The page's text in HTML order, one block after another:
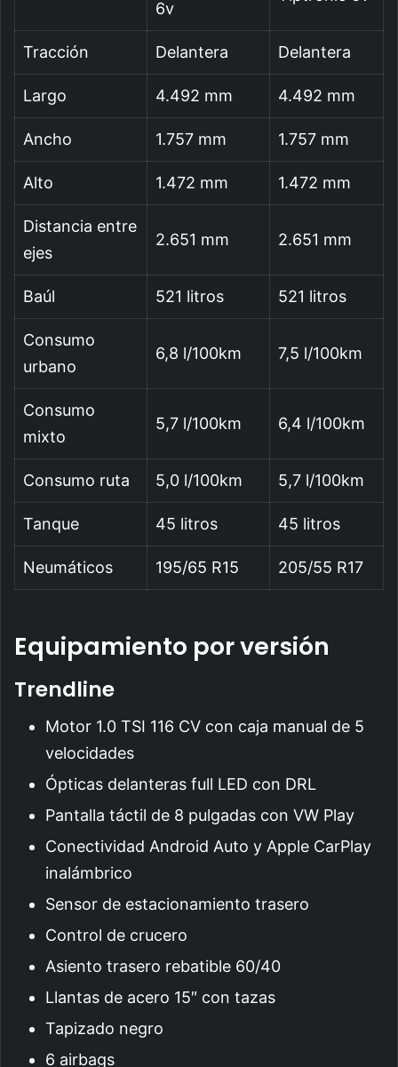
6v
Tracción Delantera Delantera
Largo 4.492 mm 4.492 mm
Ancho 1.757 mm 1.757 mm
Alto 1.472 mm 1.472 mm
Distancia entre
ejes
2.651 mm 2.651 mm
Baúl 521 litros 521 litros
Consumo
urbano
6,8 l/100km 7,5 l/100km
Consumo
mixto
5,7 l/100km 6,4 l/100km
Consumo ruta 5,0 l/100km 5,7 l/100km
Tanque 45 litros 45 litros
Neumáticos 195/65 R15 205/55 R17
Equipamiento por versión
Trendline
Motor 1.0 TSI 116 CV con caja manual de 5
velocidades
Ópticas delanteras full LED con DRL
Pantalla táctil de 8 pulgadas con VW Play
Conectividad Android Auto y Apple CarPlay
inalámbrico
Sensor de estacionamiento trasero
Control de crucero
Asiento trasero rebatible 60/40
Llantas de acero 15″ con tazas
Tapizado negro
6 airbags